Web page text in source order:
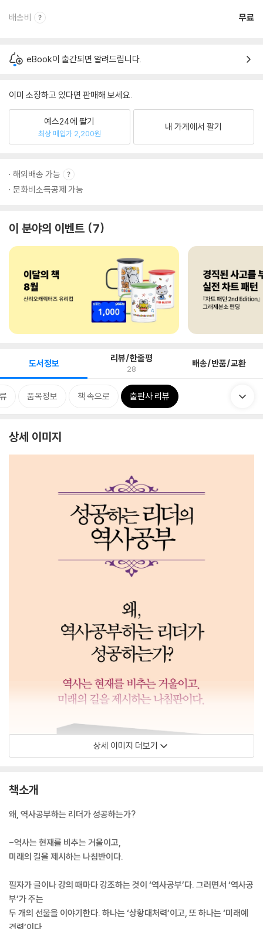
배송비 무료
eBook이 출간되면 알려드립니다.
이미 소장하고 있다면 판매해 보세요.
예스24에 팔기
최상 매입가 2,200원
내 가게에서 팔기
해외배송 가능
문화비소득공제 가능
이 분야의 이벤트 7
도서정보 리뷰/한줄평
28 배송/반품/교환
품목정보 책 속으로 출판사 리뷰
상세 이미지
상세 이미지 더보기
책소개
왜, 역사공부하는 리더가 성공하는가?
-역사는 현재를 비추는 거울이고,
미래의 길을 제시하는 나침반이다.
필자가 글이나 강의 때마다 강조하는 것이 ‘역사공부’다. 그러면서 ‘역사공
부’가 주는
두 개의 선물을 이야기한다. 하나는 ‘상황대처력’이고, 또 하나는 ‘미래예